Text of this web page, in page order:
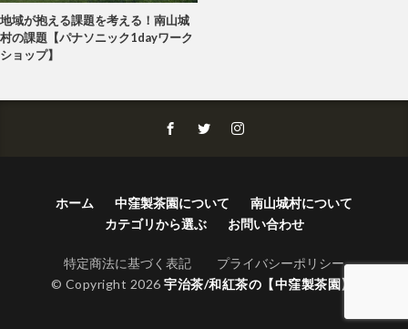
地域が抱える課題を考える！南山城
村の課題【パナソニック1dayワーク
ショップ】
ホーム 中窪製茶園について
南山城村について
カテゴリから選ぶ
お問い合わせ
特定商法に基づく表記
プライバシーポリシー
© Copyright 2026宇治茶/和紅茶の【中窪製茶園】